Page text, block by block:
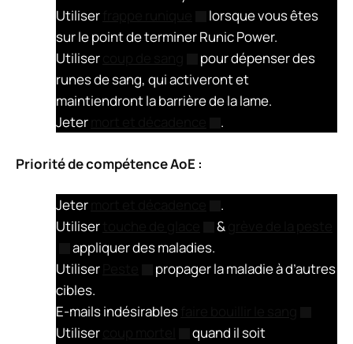
Utiliser
lorsque vous êtes
sur le point de terminer Runic Power.
Utiliser
pour dépenser des
runes de sang, qui activeront et
maintiendront la barrière de la lame.
Jeter
.
Priorité de compétence AoE :
Jeter
.
Utiliser
&
appliquer des maladies.
Utiliser
propager la maladie à d’autres
cibles.
E-mails indésirables
Utiliser
quand il soit